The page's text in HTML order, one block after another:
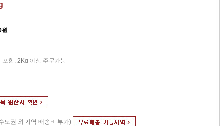
원
포함, 2Kg 이상 주문가능
도권 외 지역 배송비 부가)